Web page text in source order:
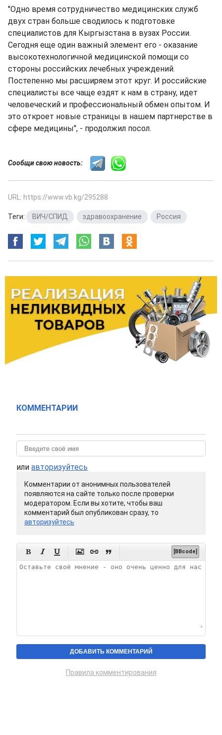
"Одно время сотрудничество медицинских служб
двух стран больше сводилось к подготовке
специалистов для Кыргызстана в вузах России.
Сегодня еще один важный элемент его - оказание
высокотехнологичной медицинской помощи со
стороны российских лечебных учреждений.
Постепенно мы расширяем этот круг. И российские
специалисты все чаще ездят к нам в страну, идет
человеческий и профессиональный обмен опытом. И
это откроет новые страницы в нашем партнерстве в
сфере медицины", - продолжил посол.
Сообщи свою новость:
URL: https://www.vb.kg/295288
Теги: ВИЧ/СПИД здравоохранение Россия
КОММЕНТАРИИ
или авторизуйтесь
Комментарии от анонимных пользователей
появляются на сайте только после проверки
модератором. Если вы хотите, чтобы ваш
комментарий был опубликован сразу, то
авторизуйтесь
      [BBcode]
Правила комментирования